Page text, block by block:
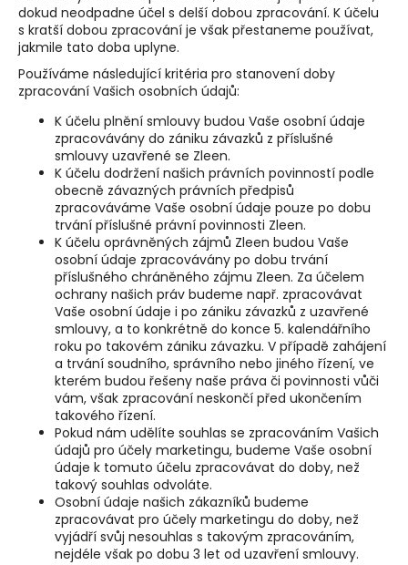
dokud neodpadne účel s delší dobou zpracování. K účelu
s kratší dobou zpracování je však přestaneme používat,
jakmile tato doba uplyne.
Používáme následující kritéria pro stanovení doby
zpracování Vašich osobních údajů:
K účelu plnění smlouvy budou Vaše osobní údaje
zpracovávány do zániku závazků z příslušné
smlouvy uzavřené se Zleen.
K účelu dodržení našich právních povinností podle
obecně závazných právních předpisů
zpracováváme Vaše osobní údaje pouze po dobu
trvání příslušné právní povinnosti Zleen.
K účelu oprávněných zájmů Zleen budou Vaše
osobní údaje zpracovávány po dobu trvání
příslušného chráněného zájmu Zleen. Za účelem
ochrany našich práv budeme např. zpracovávat
Vaše osobní údaje i po zániku závazků z uzavřené
smlouvy, a to konkrétně do konce 5. kalendářního
roku po takovém zániku závazku. V případě zahájení
a trvání soudního, správního nebo jiného řízení, ve
kterém budou řešeny naše práva či povinnosti vůči
vám, však zpracování neskončí před ukončením
takového řízení.
Pokud nám udělíte souhlas se zpracováním Vašich
údajů pro účely marketingu, budeme Vaše osobní
údaje k tomuto účelu zpracovávat do doby, než
takový souhlas odvoláte.
Osobní údaje našich zákazníků budeme
zpracovávat pro účely marketingu do doby, než
vyjádří svůj nesouhlas s takovým zpracováním,
nejdéle však po dobu 3 let od uzavření smlouvy.